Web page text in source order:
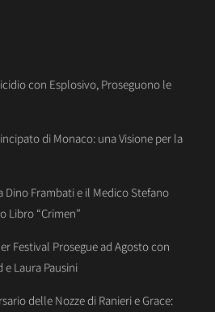
con Esplosivo, Proseguono le
di Monaco: una Visione per la
Dino Frambati e il Medico Stefano
Libro “Crimen”
Festival Prosegue ad Agosto con
e Laura Pausini
delle Nozze di Ranieri e Grace: